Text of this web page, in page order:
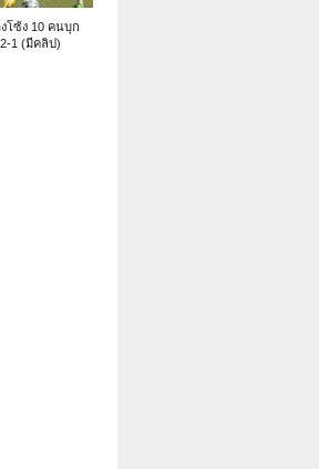
โซ้ง 10 คนบุก
1 (มีคลิป)